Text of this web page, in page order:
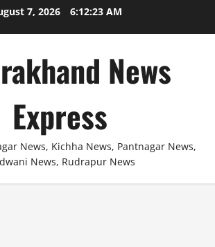
7, 2026 6:12:24 AM
News
Express
News, Kichha News, Pantnagar News,
News, Rudrapur News